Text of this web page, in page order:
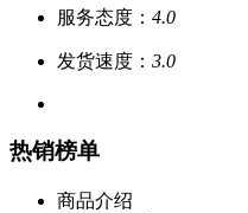
服务态度： 4.0
发货速度： 3.0
热销榜单
商品介绍